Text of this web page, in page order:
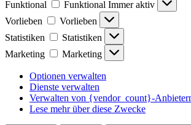
Funktional
Funktional Immer aktiv
Vorlieben
Vorlieben
Statistiken
Statistiken
Marketing
Marketing
Optionen verwalten
Dienste verwalten
Verwalten von {vendor_count}-
Lese mehr über diese Zwecke